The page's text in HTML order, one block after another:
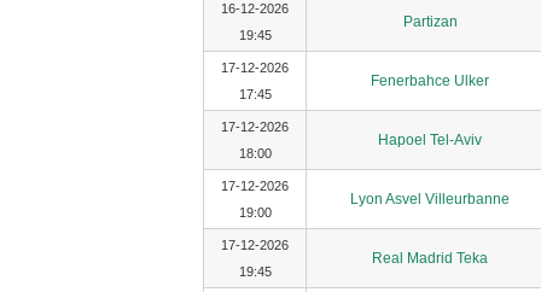
16-12-2026
19:45
Partizan
17-12-2026
17:45
Fenerbahce Ulker
17-12-2026
18:00
Hapoel Tel-Aviv
17-12-2026
19:00
Lyon Asvel Villeurbanne
17-12-2026
19:45
Real Madrid Teka